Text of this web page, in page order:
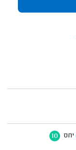
יחס 10